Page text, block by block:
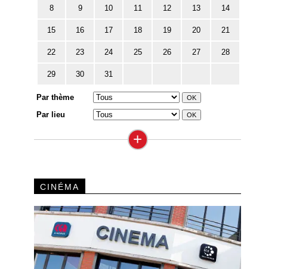
8 9 10 11 12 13 14
15 16 17 18 19 20 21
22 23 24 25 26 27 28
29 30 31
Par thème
Par lieu
+
CINÉMA